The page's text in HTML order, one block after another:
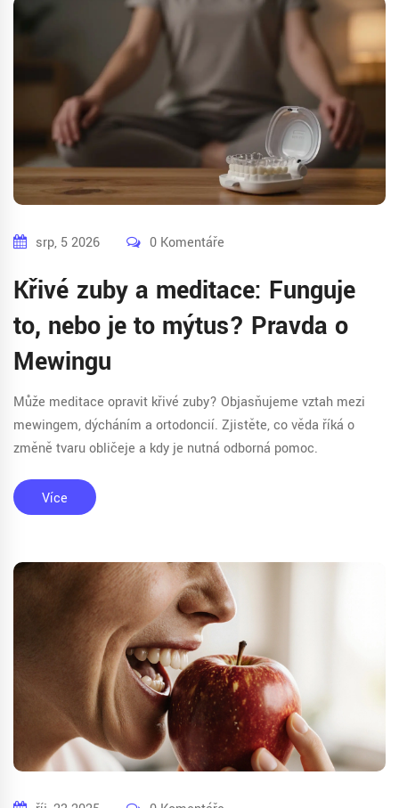
srp, 5 2026 0 Komentáře
Křivé zuby a meditace: Funguje
to, nebo je to mýtus? Pravda o
Mewingu
Může meditace opravit křivé zuby? Objasňujeme vztah mezi
mewingem, dýcháním a ortodoncií. Zjistěte, co věda říká o
změně tvaru obličeje a kdy je nutná odborná pomoc.
Více